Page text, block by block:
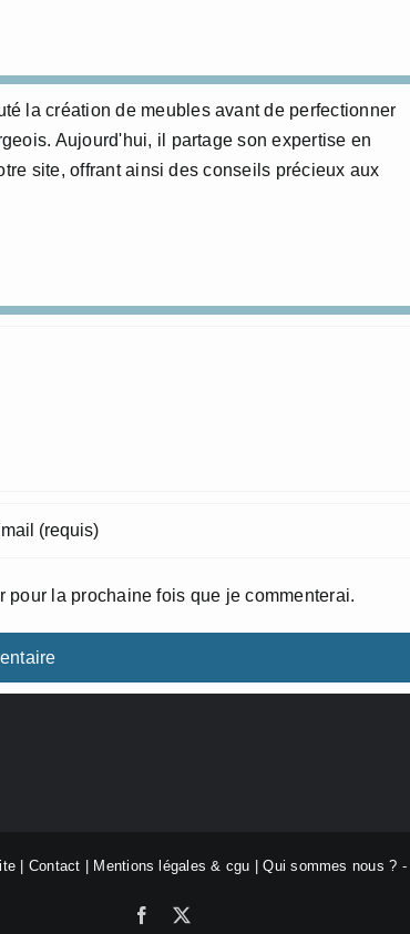
la création de meubles avant de perfectionner
Aujourd'hui, il partage son expertise en
site, offrant ainsi des conseils précieux aux
pour la prochaine fois que je commenterai.
Contact Mentions légales & cgu |Qui sommes nous ? -
Facebook